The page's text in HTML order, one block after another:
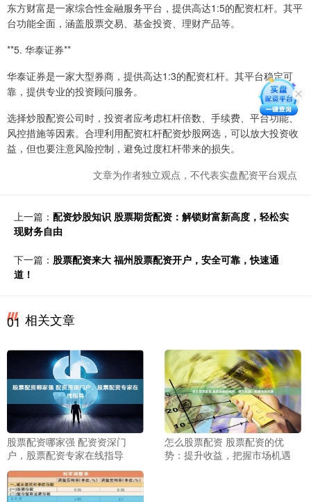
东方财富是一家综合性金融服务平台，提供高达1:5的配资杠杆。其平
台功能全面，涵盖股票交易、基金投资、理财产品等。
**5. 华泰证券**
华泰证券是一家大型券商，提供高达1:3的配资杠杆。其平台稳定可
靠，提供专业的投资顾问服务。
选择炒股配资公司时，投资者应考虑杠杆倍数、手续费、平台功能、
风控措施等因素。合理利用配资杠杆配资炒股网选，可以放大投资收
益，但也要注意风险控制，避免过度杠杆带来的损失。
文章为作者独立观点，不代表实盘配资平台观点
上一篇： 配资炒股知识 股票期货配资：解锁财富新高度，轻松实
现财务自由
下一篇： 股票配资来大 福州股票配资开户，安全可靠，快速通
道！
01 相关文章
股票配资哪家强 配资资深门
户，股票配资专家在线指导
怎么股票配资 股票配资的优
势：提升收益，把握市场机遇